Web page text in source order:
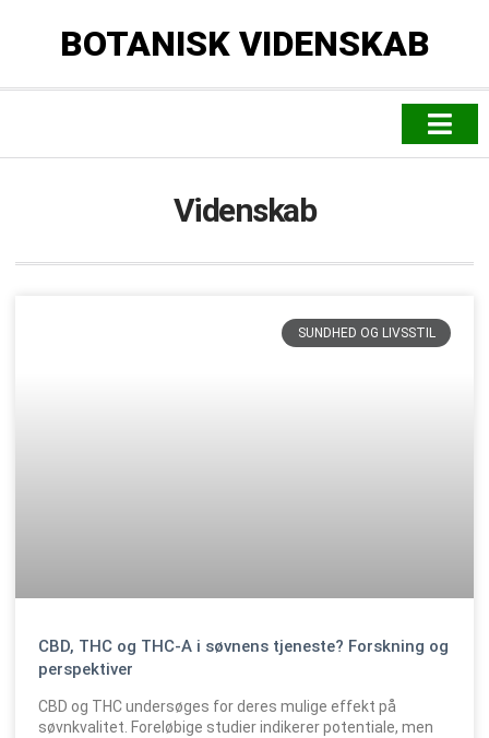
BOTANISK VIDENSKAB
Videnskab
SUNDHED OG LIVSSTIL
CBD, THC og THC-A i søvnens tjeneste? Forskning og
perspektiver
CBD og THC undersøges for deres mulige effekt på
søvnkvalitet. Foreløbige studier indikerer potentiale, men